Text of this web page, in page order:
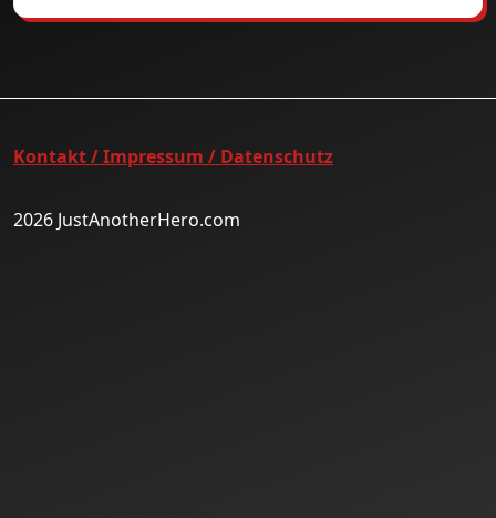
Kontakt / Impressum / Datenschutz
2026 JustAnotherHero.com